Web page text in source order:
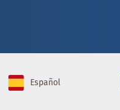
Español